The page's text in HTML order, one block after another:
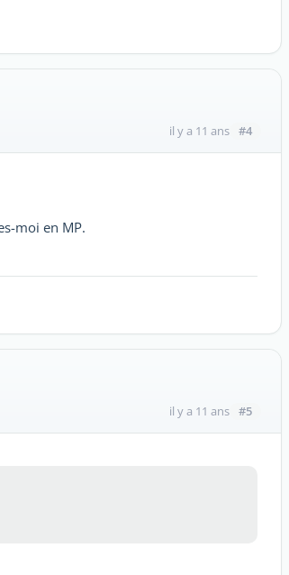
il y a 11 ans #4
moi en MP.
il y a 11 ans #5